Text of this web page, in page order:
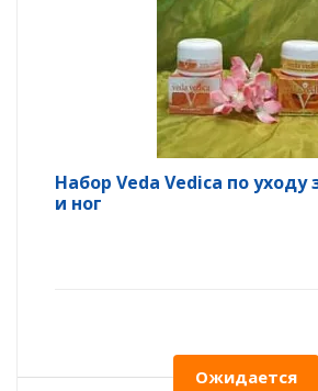
Набор Veda Vedica по уходу
и ног
Ожидается